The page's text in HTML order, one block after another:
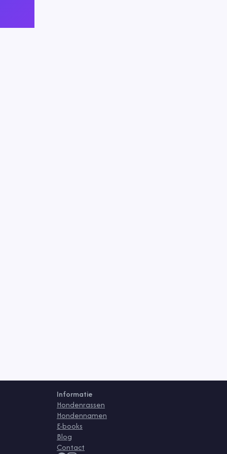
Informatie
Hondenrassen
Hondennamen
E-books
Blog
Contact